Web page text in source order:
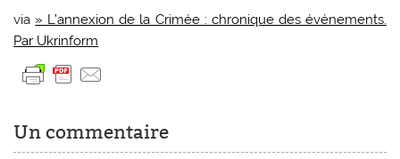
via » L’annexion de la Crimée : chronique des événements.
Par Ukrinform
Un commentaire